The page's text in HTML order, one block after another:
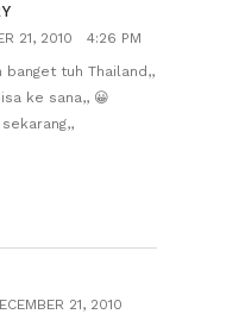
21, 2010
4:26 PM
banget tuh Thailand,,
ke sana,, 😀
21, 2010